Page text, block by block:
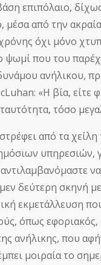
επιπόλαιο,
από την
όχι μόνο
που του
ανήλικου,
«Η βία, είτε
τόσο
από τα
υπηρεσιών,
δεύτερη σκηνή
εκμετάλλευση
όπως εφοριακός,
ανήλικης, που
μοιραία το